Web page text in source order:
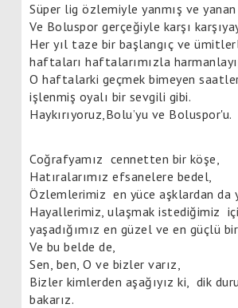
Süper lig özlemiyle yanmış ve
Ve Boluspor gerçeğiyle karşı
Her yıl taze bir başlangıç ve
haftaları haftalarımızla ha
O haftalarki geçmek bimeyen
işlenmiş oyalı bir sevgili gibi.
Haykırıyoruz,Bolu’yu ve Boluspor'u.
Coğrafyamız cennetten bir köşe,
Hatıralarımız efsanelere bedel,
Özlemlerimiz en yüce aşklardan da
Hayallerimiz, ulaşmak istediğimiz
yaşadığımız en güzel ve en güçlü
Ve bu belde de,
Sen, ben, O ve bizler varız,
Bizler kimlerden aşağıyız ki,
dik
bakarız.